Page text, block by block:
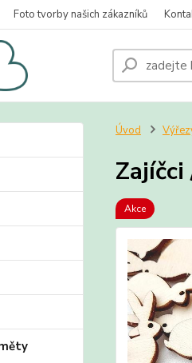
Foto tvorby našich zákazníků
Úvod
Akce